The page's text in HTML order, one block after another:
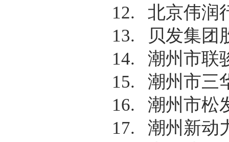
12.
北京伟润
13.
贝发集团
14.
潮州市联
15.
潮州市三
16.
潮州市松
17.
潮州新动